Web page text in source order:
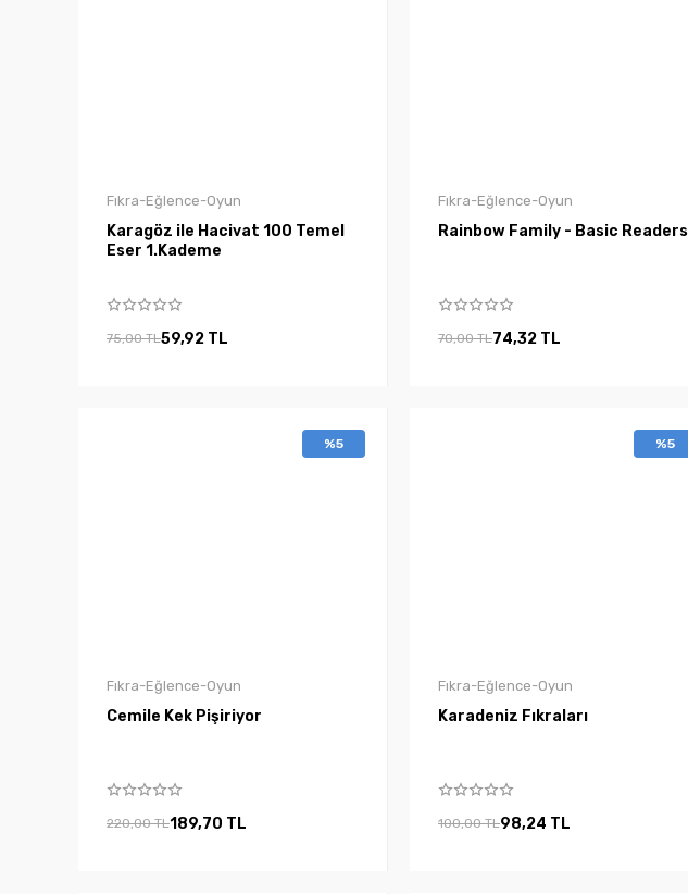
Fıkra-Eğlence-Oyun
Karagöz ile Hacivat 100 Temel
Eser 1.Kademe
75,00 TL59,92 TL
Fıkra-Eğlence-Oyun
Rainbow Family - Basic Readers
70,00 TL74,32 TL
%5
Fıkra-Eğlence-Oyun
Cemile Kek Pişiriyor
220,00 TL189,70 TL
%5
Fıkra-Eğlence-Oyun
Karadeniz Fıkraları
100,00 TL98,24 TL